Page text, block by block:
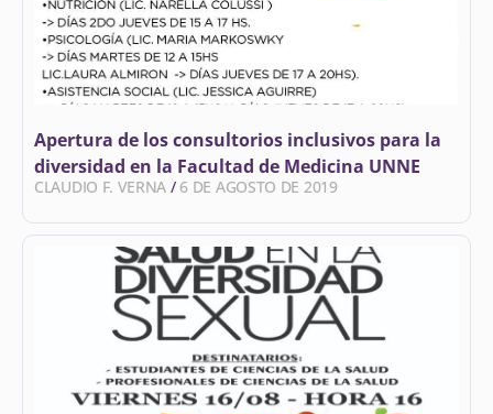
Apertura de los consultorios inclusivos para la
diversidad en la Facultad de Medicina UNNE
CLAUDIO F. VERNA 6 DE AGOSTO DE 2019